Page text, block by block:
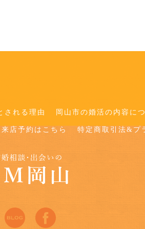
される理由 岡山市の婚活の内容に
店予約はこちら 特定商取引法&プ